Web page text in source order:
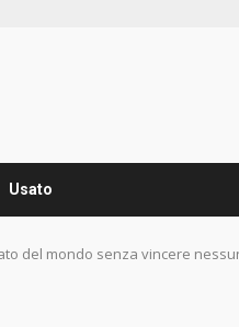
Usato
del mondo senza vincere